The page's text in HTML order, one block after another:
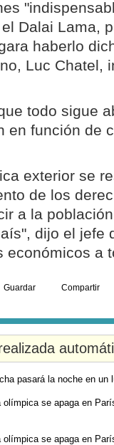
Dalai Lama,
haberlo
Luc Chatel,
todo sigue
en función de
exterior se
de los
a la
dijo el jefe
económicos a
Guardar Compartir
pasará la noche en un
olímpica se apaga en
olímpica se apaga en